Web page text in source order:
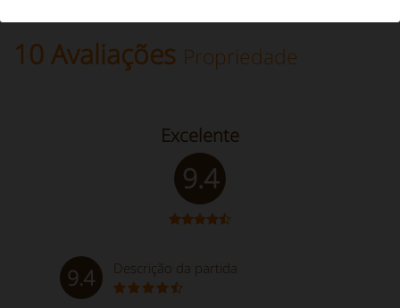
10 Avaliações Propriedade
9.4
Excelente
9.4 Descrição da partida